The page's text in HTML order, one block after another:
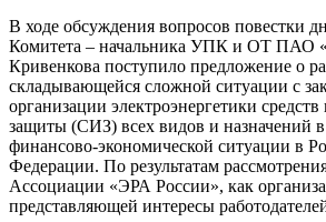
В ходе обсуждения вопросов повестки
Комитета – начальника УПК и ОТ ПАО
Кривенкова поступило предложение о
складывающейся сложной ситуации с
организации электроэнергетики
защиты (СИЗ) всех видов и назначений
финансово-экономической ситуации в
Федерации. По результатам
Ассоциации «ЭРА России», как
представляющей интересы